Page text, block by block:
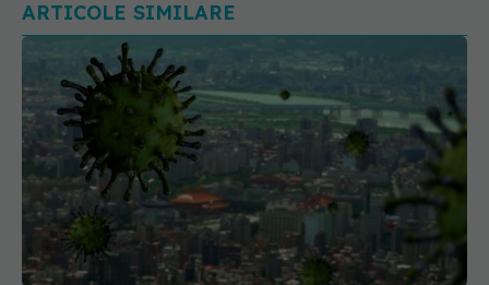
ARTICOLE SIMILARE